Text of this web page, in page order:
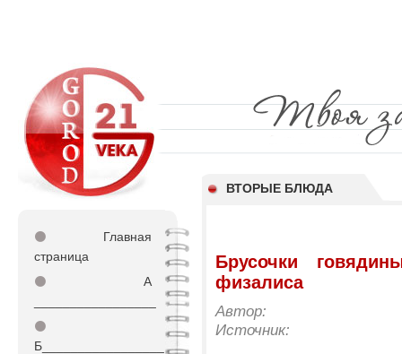
ВТОРЫЕ БЛЮДА
⚫
Главная
страница
⚫
А
⚫
Б_________________
Брусочки
физалиса
Автор:
Источник: